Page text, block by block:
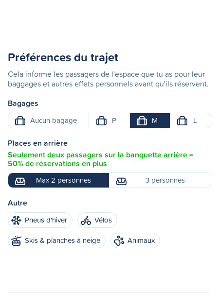
Préférences du trajet
Cela informe les passagers de l'espace que tu as pour leur
baggages et autres effets personnels avant qu'ils réservent.
Bagages
Aucun bagage P M L
Places en arrière
Seulement deux passagers sur la banquette arrière =
50% de réservations en plus
Max 2 personnes 3 personnes
Autre
Pneus d'hiver
Vélos
Skis & planches à neige
Animaux